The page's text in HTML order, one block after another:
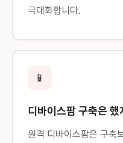
극대화합니다.
📱
디바이스팜 구축은 했
원격 디바이스팜은 구축